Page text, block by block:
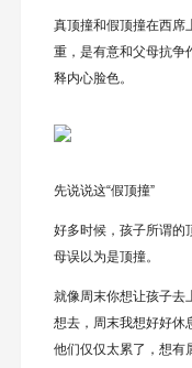
真顶撞和假顶撞在西席
重，是有意和父母抗争
释内心脸色。
先说说这“假顶撞”
好多时候，孩子所谓的
母误以为是顶撞。
就像周末你想让孩子去
想去，周末我想好好休
他们仅仅太累了，想有